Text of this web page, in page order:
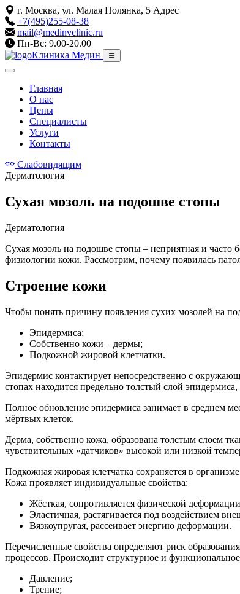
г. Москва, ул. Малая Полянка, 5 Адрес
+7(495)255-08-38
mail@medinvclinic.ru
Пн-Вс: 9.00-20.00
Клиника Медин
Главная
О нас
Цены
Специалисты
Услуги
Контакты
Слабовидящим
Дерматология
Сухая мозоль на подошве стопы
Дерматология
Сухая мозоль на подошве стопы – неприятная и часто
физиологии кожи. Рассмотрим, почему появилась
Строение кожи
Чтобы понять причину появления сухих мозолей на
Эпидермиса;
Собственно кожи – дермы;
Подкожной жировой клетчатки.
Эпидермис контактирует непосредственно с
стопах находится предельно толстый слой
Полное обновление эпидермиса занимает в среднем
мёртвых клеток.
Дерма, собственно кожа, образована толстым слоем
чувствительных «датчиков» высокой или низкой
Подкожная жировая клетчатка сохраняется в
Кожа проявляет индивидуальные свойства:
Жёсткая, сопротивляется физической
Эластичная, растягивается под воздействием
Вязкоупругая, рассеивает энергию деформации.
Перечисленные свойства определяют риск
процессов. Происходит структурное и
Давление;
Трение;